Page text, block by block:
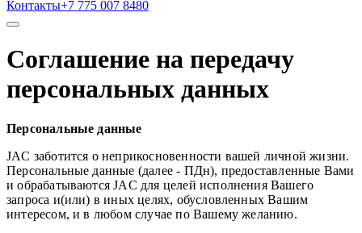
Контакты+7 775 007 8480
Соглашение на передачу
персональных данных
Персональные данные
JAC заботится о неприкосновенности вашей личной жизни.
Персональные данные (далее - ПДн), предоставленные Вами
и обрабатываются JAC для целей исполнения Вашего
запроса и(или) в иных целях, обусловленных Вашим
интересом, и в любом случае по Вашему желанию.